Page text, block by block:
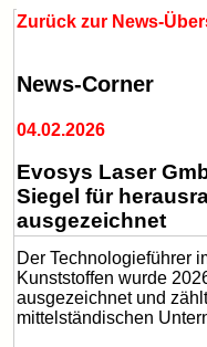
Zurück zur News-
News-Corner
04.02.2026
Evosys Laser
Siegel für
ausgezeichnet
Der Technologieführer
Kunststoffen wurde
ausgezeichnet und
mittelständischen